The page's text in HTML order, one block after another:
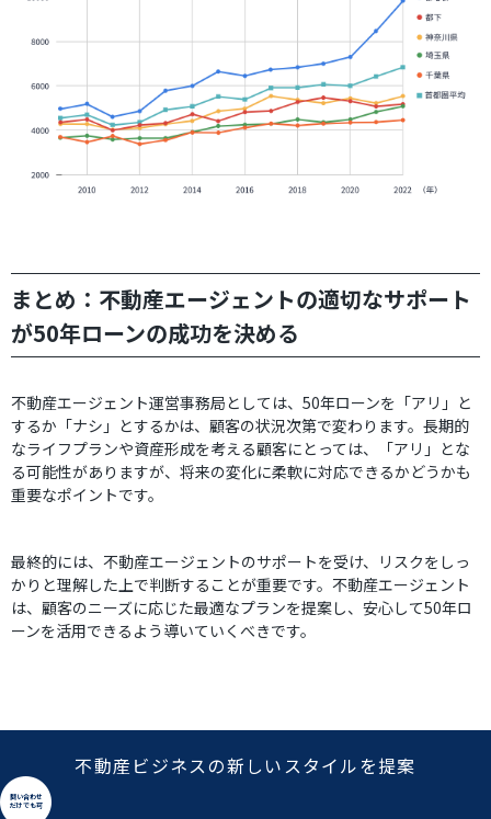
まとめ：不動産エージェントの適切なサポート
が50年ローンの成功を決める
不動産エージェント運営事務局としては、50年ローンを「アリ」と
するか「ナシ」とするかは、顧客の状況次第で変わります。長期的
なライフプランや資産形成を考える顧客にとっては、「アリ」とな
る可能性がありますが、将来の変化に柔軟に対応できるかどうかも
重要なポイントです。
最終的には、不動産エージェントのサポートを受け、リスクをしっ
かりと理解した上で判断することが重要です。不動産エージェント
は、顧客のニーズに応じた最適なプランを提案し、安心して50年ロ
ーンを活用できるよう導いていくべきです。
不動産ビジネスの新しいスタイルを提案
問い合わせ
だけでも可